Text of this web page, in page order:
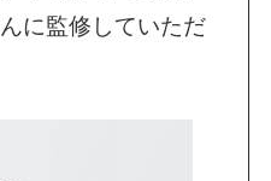
に監修していただ